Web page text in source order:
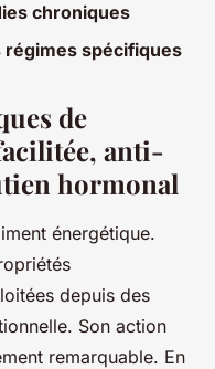
chroniques
régimes spécifiques
de
anti-
hormonal
énergétique.
depuis des
Son action
remarquable. En